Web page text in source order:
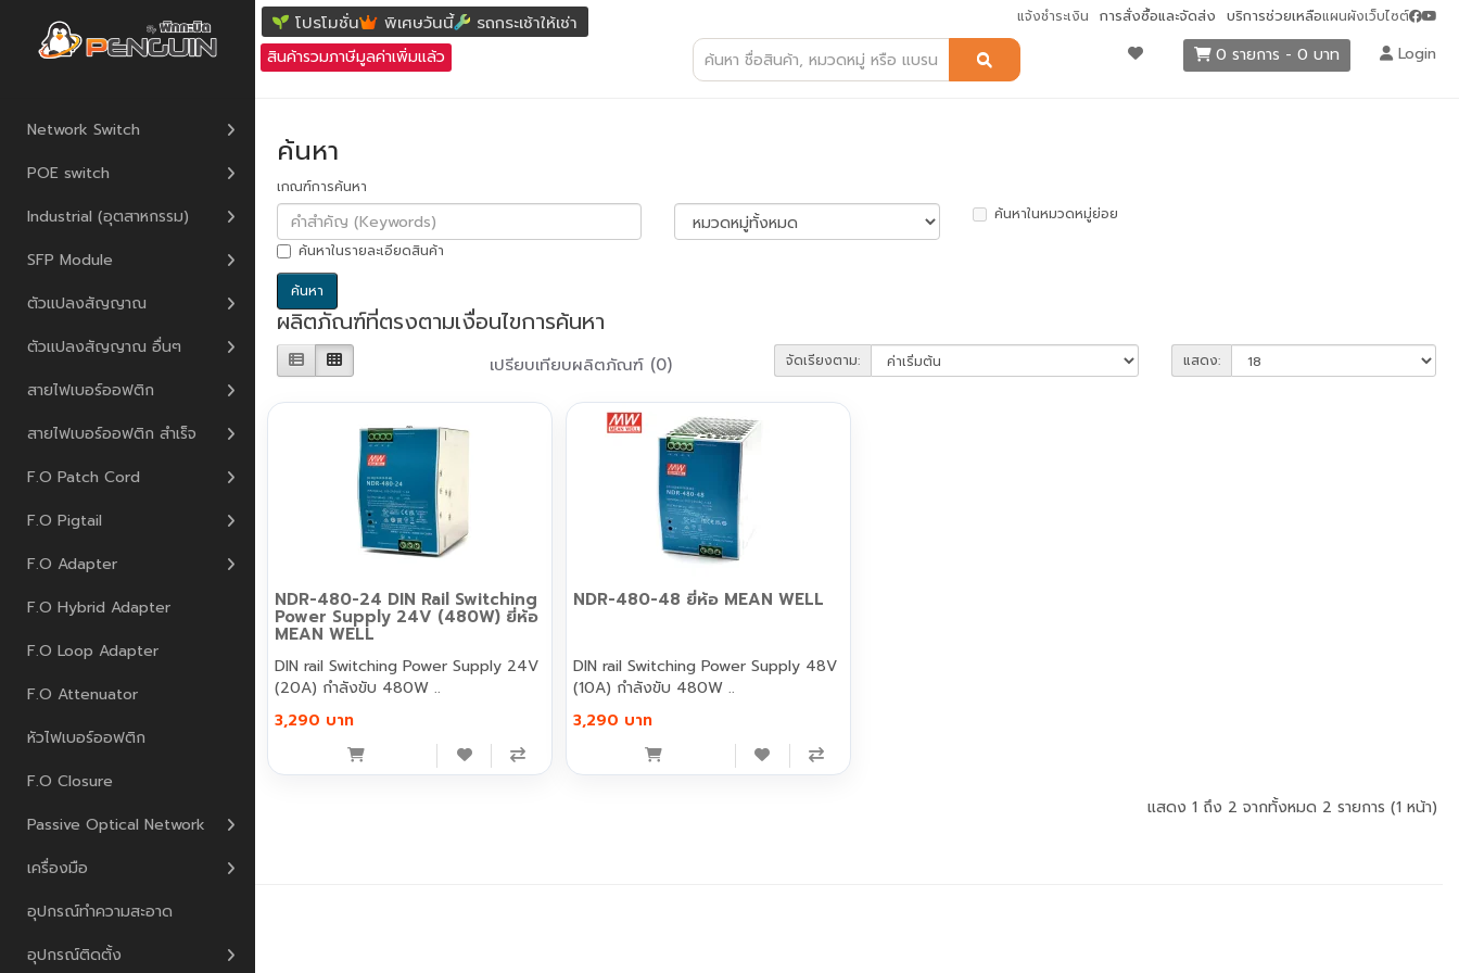
แจ้งชำระเงิน การสั่งซื้อและจัดส่ง บริการช่วยเหลือแผนผังเว็บไซต์
โปรโมชั่น พิเศษวันนี้ รถกระเช้าให้เช่า
สินค้ารวมภาษีมูลค่าเพิ่มแล้ว 0 รายการ - 0 บาท Login
Network Switch
POE switch
Industrial (อุตสาหกรรม)
SFP Module
ตัวแปลงสัญญาณ
ตัวแปลงสัญญาณ อื่นๆ
สายไฟเบอร์ออฟติก
สายไฟเบอร์ออฟติก สำเร็จ
F.O Patch Cord
F.O Pigtail
F.O Adapter
F.O Hybrid Adapter
F.O Loop Adapter
F.O Attenuator
หัวไฟเบอร์ออฟติก
F.O Closure
Passive Optical Network
เครื่องมือ
อุปกรณ์ทำความสะอาด
อุปกรณ์ติดตั้ง
ค้นหา
เกณฑ์การค้นหา
ค้นหาในหมวดหมู่ย่อย
ค้นหาในรายละเอียดสินค้า
ผลิตภัณฑ์ที่ตรงตามเงื่อนไขการค้นหา
เปรียบเทียบผลิตภัณฑ์ (0) จัดเรียงตาม: แสดง:
NDR-480-24 DIN Rail Switching
Power Supply 24V (480W) ยี่ห้อ
MEAN WELL
DIN rail Switching Power Supply 24V
(20A) กำลังขับ 480W ..
3,290 บาท
NDR-480-48 ยี่ห้อ MEAN WELL
DIN rail Switching Power Supply 48V
(10A) กำลังขับ 480W ..
3,290 บาท
แสดง 1 ถึง 2 จากทั้งหมด 2 รายการ (1 หน้า)
เพนกวิน คอมมิวนิเคชั่น © 2026